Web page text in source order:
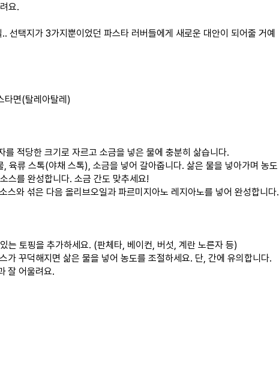
요.
선택지가 3가지뿐이었던 파스타 러버들에게 새로운 대안이 되어줄 거예
타면(탈레아탈레)
를 적당한 크기로 자르고 소금을 넣은 물에 충분히 삶습니다.
, 육류 스톡(야채 스톡), 소금을 넣어 갈아줍니다. 삶은 물을 넣아가며 농도
스를 완성합니다. 소금 간도 맞추세요!
스와 섞은 다음 올리브오일과 파르미지아노 레지아노를 넣어 완성합니다.
는 토핑을 추가하세요. (판체타, 베이컨, 버섯, 계란 노른자 등)
가 꾸덕해지면 삶은 물을 넣어 농도를 조절하세요. 단, 간에 유의합니다.
잘 어울려요.